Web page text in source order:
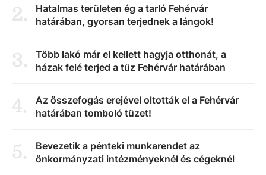
2.
Hatalmas területen ég a tarló Fehérvár
határában, gyorsan terjednek a lángok!
3.
Több lakó már el kellett hagyja otthonát, a
házak felé terjed a tűz Fehérvár határában
4.
Az összefogás erejével oltották el a Fehérvár
határában tomboló tüzet!
5.
Bevezetik a pénteki munkarendet az
önkormányzati intézményeknél és cégeknél